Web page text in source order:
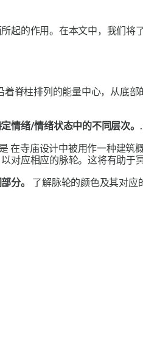
起的作用。在本文中，我们将
着脊柱排列的能量中心，从底
情绪/情绪状态中的不同层次。.
在寺庙设计中被用作一种建筑
对应相应的脉轮。这将有助于
分。 了解脉轮的颜色及其对应